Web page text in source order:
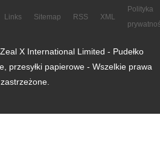
Links Sitemap RSS XML
Polityka
X International Limited - Pudełko
przesyłki papierowe - Wszelkie prawa
zastrzeżone.